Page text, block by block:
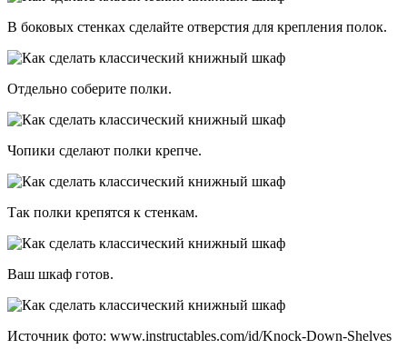
В боковых стенках сделайте отверстия для крепления полок.
Отдельно соберите полки.
Чопики сделают полки крепче.
Так полки крепятся к стенкам.
Ваш шкаф готов.
Источник фото: www.instructables.com/id/Knock-Down-Shelves